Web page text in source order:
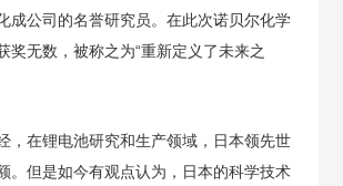
成公司的名誉研究员。在此次诺贝尔化学
奖无数，被称之为“重新定义了未来之
，在锂电池研究和生产领域，日本领先世
。但是如今有观点认为，日本的科学技术